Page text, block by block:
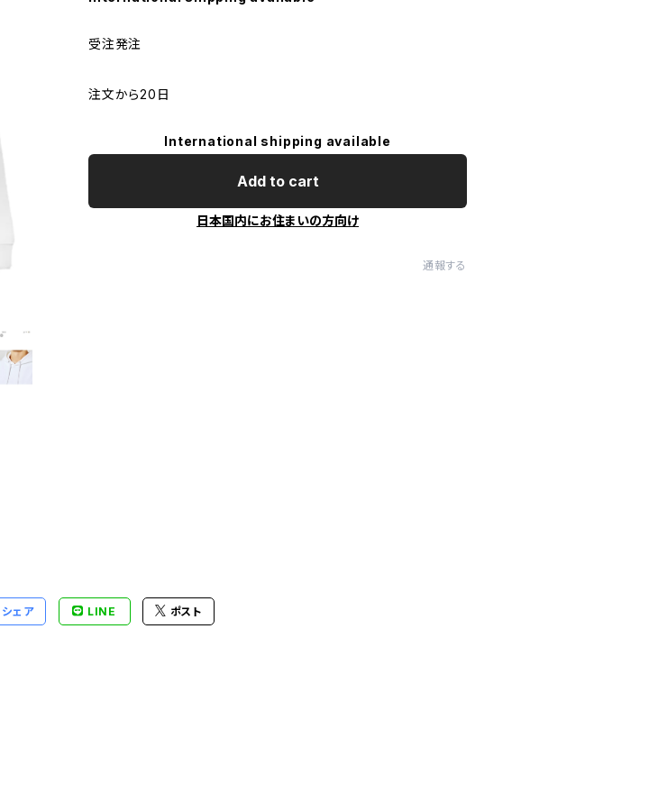
受注発注
注文から20日
International shipping available
Add to cart
日本国内にお住まいの方向け
通報する
シェア LINE ポスト